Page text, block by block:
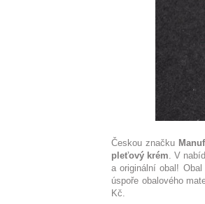
Českou značku
pleťový krém. V
a originální obal!
úspoře obalového
Kč.